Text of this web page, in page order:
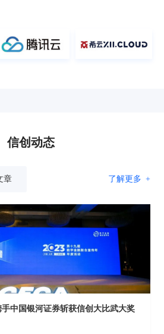
信创动态
章 了解更多 +
中国银河证券斩获信创大比武大奖